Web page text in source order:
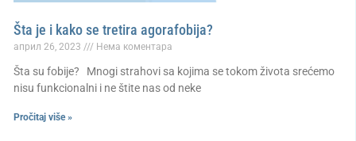
Šta je i kako se tretira agorafobija?
април 26, 2023 Нема коментара
Šta su fobije? Mnogi strahovi sa kojima se tokom života srećemo
nisu funkcionalni i ne štite nas od neke
Pročitaj više »